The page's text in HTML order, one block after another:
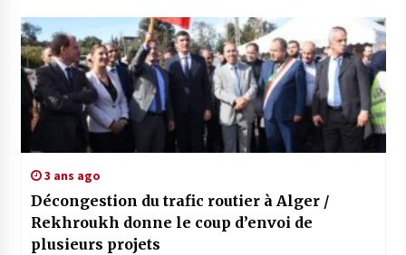
3 ans ago
Décongestion du trafic routier à Alger /
Rekhroukh donne le coup d’envoi de
plusieurs projets